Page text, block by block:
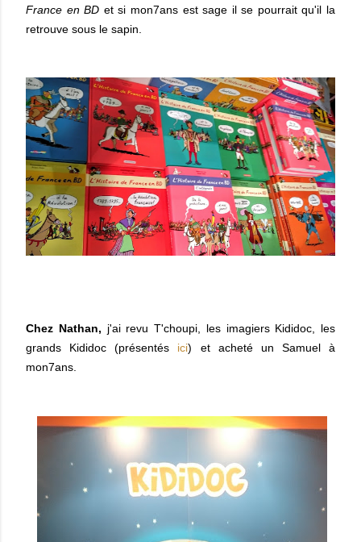
France en BD et si mon7ans est sage il se pourrait qu'il la
retrouve sous le sapin.
Chez Nathan, j'ai revu T'choupi, les imagiers Kididoc, les
grands Kididoc (présentés ici) et acheté un Samuel à
mon7ans.